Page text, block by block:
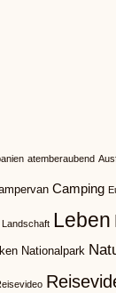
atemberaubend
Camping
Landschaft Leben
Nationalpark